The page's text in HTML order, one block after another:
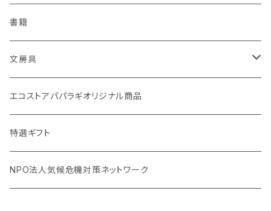
Ecoffee Cup（環境にやさしい竹素材）
stojo(折り畳めて何度でも使用できるコーヒーカップ)
オリーブウッド カッティングボード
調理用品
分づき米（1回購入）
国産シャンプーバー・コンディショナーバー
アメニティー・バス用品
天然素材のブラシ、掃除道具
生理用品
虫除けグッズ
書籍
文房具
バナナペーパーグッズ
天然素材の消しゴム
エコストアパパラギオリジナル商品
特選ギフト
NPO法人気候危機対策ネットワーク